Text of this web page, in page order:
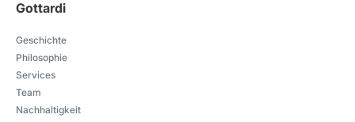
Gottardi
Geschichte
Philosophie
Services
Team
Nachhaltigkeit